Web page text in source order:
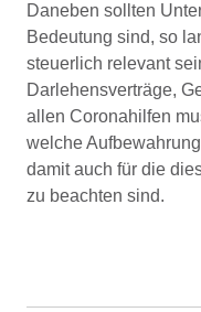
Daneben sollten
Bedeutung sind, so
steuerlich relevant
Darlehensverträge,
allen Coronahilfen
welche
damit auch für die
zu beachten sind.